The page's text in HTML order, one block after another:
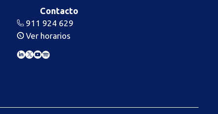
Contacto
Ver horarios
911 924 629